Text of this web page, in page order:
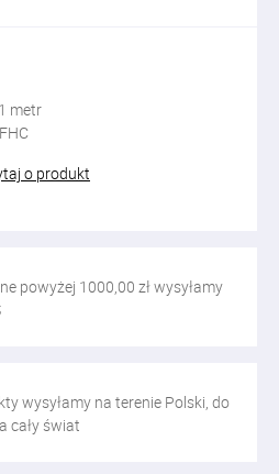
metr
o produkt
powyżej 1000,00 zł wysyłamy
wysyłamy na terenie Polski, do
cały świat